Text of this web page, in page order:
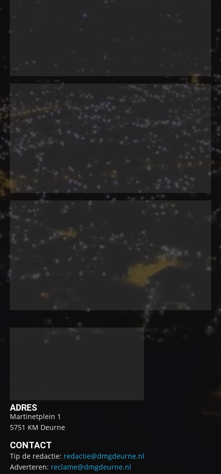
ADRES
Martinetplein 1
5751 KM Deurne
CONTACT
Tip de redactie: redactie@dmgdeurne.nl
Adverteren: reclame@dmgdeurne.nl